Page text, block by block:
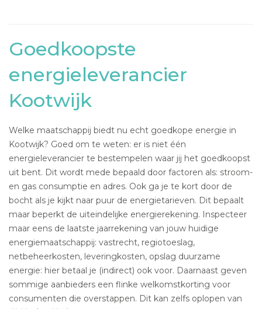
Goedkoopste
energieleverancier
Kootwijk
Welke maatschappij biedt nu echt goedkope energie in
Kootwijk? Goed om te weten: er is niet één
energieleverancier te bestempelen waar jij het goedkoopst
uit bent. Dit wordt mede bepaald door factoren als: stroom-
en gas consumptie en adres. Ook ga je te kort door de
bocht als je kijkt naar puur de energietarieven. Dit bepaalt
maar beperkt de uiteindelijke energierekening. Inspecteer
maar eens de laatste jaarrekening van jouw huidige
energiemaatschappij: vastrecht, regiotoeslag,
netbeheerkosten, leveringkosten, opslag duurzame
energie: hier betaal je (indirect) ook voor. Daarnaast geven
sommige aanbieders een flinke welkomstkorting voor
consumenten die overstappen. Dit kan zelfs oplopen van